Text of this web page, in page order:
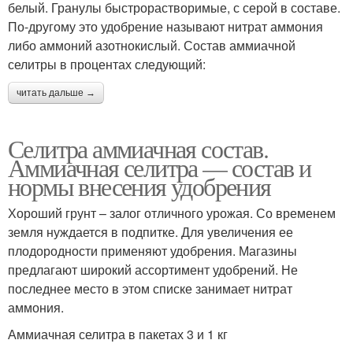
белый. Гранулы быстрорастворимые, с серой в составе.
По-другому это удобрение называют нитрат аммония
либо аммоний азотнокислый. Состав аммиачной
селитры в процентах следующий:
читать дальше →
Селитра аммиачная состав.
Аммиачная селитра — состав и
нормы внесения удобрения
Хороший грунт – залог отличного урожая. Со временем
земля нуждается в подпитке. Для увеличения ее
плодородности применяют удобрения. Магазины
предлагают широкий ассортимент удобрений. Не
последнее место в этом списке занимает нитрат
аммония.
Аммиачная селитра в пакетах 3 и 1 кг